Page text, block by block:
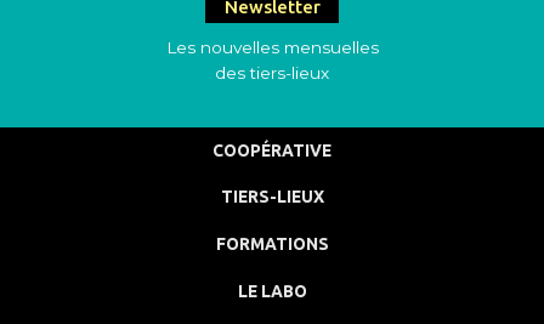
Newsletter
Les nouvelles mensuelles
des tiers-lieux
COOPÉRATIVE
TIERS-LIEUX
FORMATIONS
LE LABO